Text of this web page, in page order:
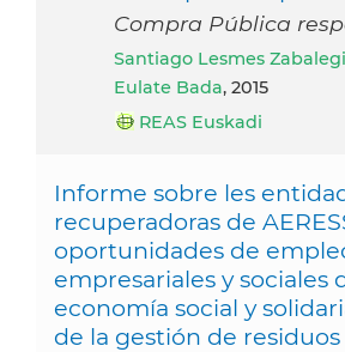
Compra Pública
Santiago Lesmes Zabalegi
Eulate Bada, 2015
REAS Euskadi
Informe sobre les
recuperadoras de
oportunidades de
empresariales y sociales
economía social y
de la gestión de residuos